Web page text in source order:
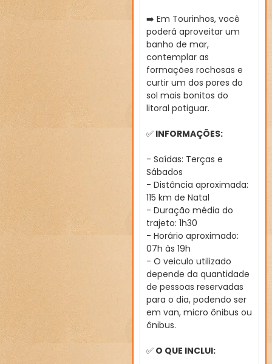
➡️ Em Tourinhos, você
poderá aproveitar um
banho de mar,
contemplar as
formações rochosas e
curtir um dos pores do
sol mais bonitos do
litoral potiguar.
✅INFORMAÇÕES:
- Saídas: Terças e
Sábados
- Distância aproximada:
115 km de Natal
- Duração média do
trajeto: 1h30
- Horário aproximado:
07h às 19h
- O veiculo utilizado
depende da quantidade
de pessoas reservadas
para o dia, podendo ser
em van, micro ônibus ou
ônibus.
✅O QUE INCLUI: